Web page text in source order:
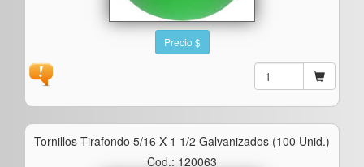
Precio $
Tornillos Tirafondo 5/16 X 1 1/2 Galvanizados (100 Unid.)
Cod.: 120063